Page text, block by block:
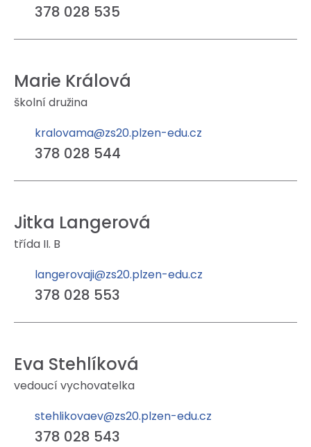
378 028 535
Marie Králová
školní družina
kralovama@zs20.plzen-edu.cz
378 028 544
Jitka Langerová
třída II. B
langerovaji@zs20.plzen-edu.cz
378 028 553
Eva Stehlíková
vedoucí vychovatelka
stehlikovaev@zs20.plzen-edu.cz
378 028 543